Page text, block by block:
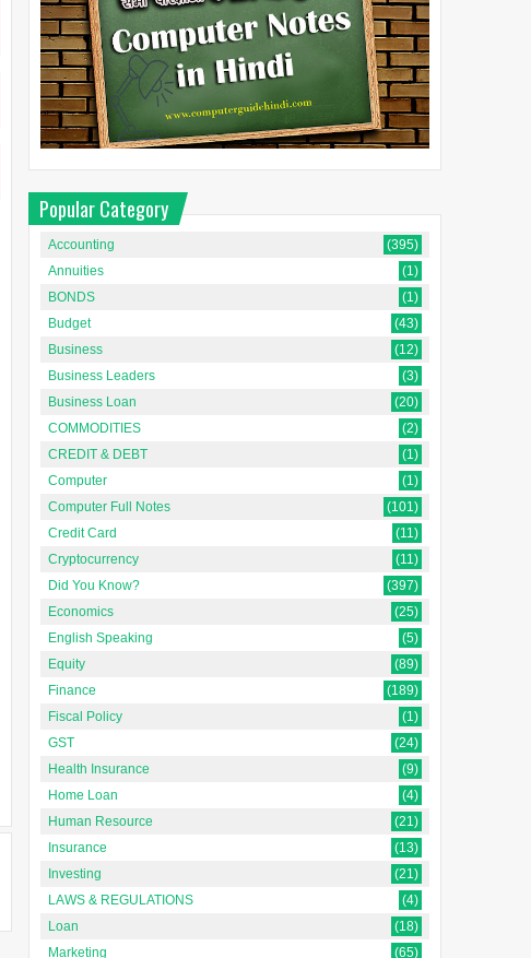
Popular Category
Accounting
(395)
Annuities
(1)
BONDS
(1)
Budget
(43)
Business
(12)
Business Leaders
(3)
Business Loan
(20)
COMMODITIES
(2)
CREDIT & DEBT
(1)
Computer
(1)
Computer Full Notes
(101)
Credit Card
(11)
Cryptocurrency
(11)
Did You Know?
(397)
Economics
(25)
English Speaking
(5)
Equity
(89)
Finance
(189)
Fiscal Policy
(1)
GST
(24)
Health Insurance
(9)
Home Loan
(4)
Human Resource
(21)
Insurance
(13)
Investing
(21)
LAWS & REGULATIONS
(4)
Loan
(18)
Marketing
(65)